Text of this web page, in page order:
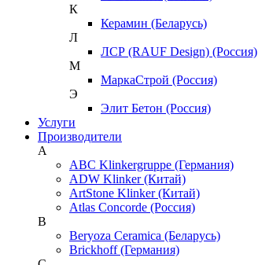
К
Керамин (Беларусь)
Л
ЛСР (RAUF Design) (Россия)
М
МаркаСтрой (Россия)
Э
Элит Бетон (Россия)
Услуги
Производители
A
ABC Klinkergruppe (Германия)
ADW Klinker (Китай)
ArtStone Klinker (Китай)
Atlas Concorde (Россия)
B
Beryoza Ceramica (Беларусь)
Brickhoff (Германия)